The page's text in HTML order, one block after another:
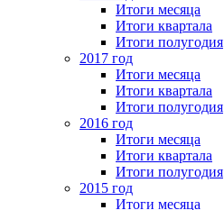
Итоги месяца
Итоги квартала
Итоги полугодия
2017 год
Итоги месяца
Итоги квартала
Итоги полугодия
2016 год
Итоги месяца
Итоги квартала
Итоги полугодия
2015 год
Итоги месяца